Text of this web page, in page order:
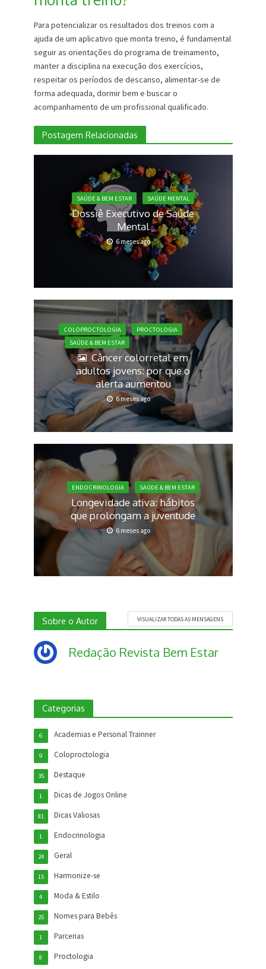
Para potencializar os resultados dos treinos com a
ajuda de um aplicativo que monta treino, é fundamental
seguir as orientações do programa de treinamento,
manter a disciplina na execução dos exercícios,
respeitar os períodos de descanso, alimentar-se de
forma adequada, dormir bem e buscar o
acompanhamento de um profissional qualificado.
Postagem Relacionadas
SAÚDE & BEM ESTAR SAÚDE MENTAL
Dossiê Executivo de Saúde
Mental
6 meses ago
COLOPROCTOLOGIA
PROCTOLOGIA
SAÚDE & BEM ESTAR
Câncer colorretal em
adultos jovens: por que o
alerta aumentou
6 meses ago
ENDOCRINOLOGIA SAÚDE & BEM ESTAR
Longevidade ativa: hábitos
que prolongam a juventude
6 meses ago
Sobre o Autor VISUALIZAR TODAS AS MENSAGENS
Redação Revista Bem Estar
Categorias
Academias e Personal Trainner
6
Coloproctologia
9
Destaque
35
Dicas de Jogos Online
1
Dicas Valiosas
81
Endocrinologia
1
Geral
24
Harmonize-se
15
Moda & Estilo
4
Nomes para Bebês
25
Parcerias
1
Proctologia
8